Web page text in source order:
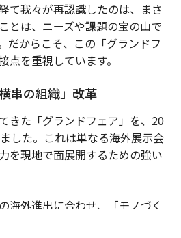
て我々が再認識したのは、まさ
とは、ニーズや課題の宝の山で
だからこそ、この「グランドフ
点を重視しています。
串の組織」改革
きた「グランドフェア」を、20
した。これは単なる海外展示会
を現地で面展開するための強い
海外進出に合わせ、「モノづく